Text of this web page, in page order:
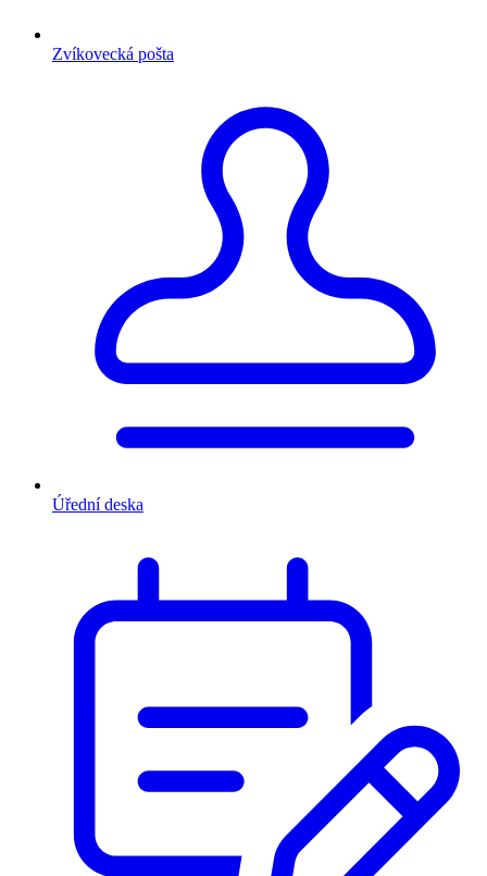
Zvíkovecká pošta
Úřední deska